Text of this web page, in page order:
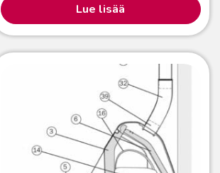
Lue lisää